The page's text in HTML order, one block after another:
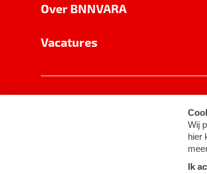
Over BNNVARA
Vacatures
Cookie-instellingen